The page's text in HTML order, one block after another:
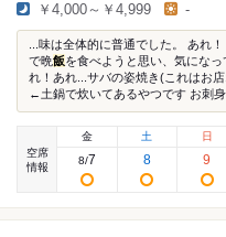
￥4,000～￥4,999 -
...味は全体的に普通でした。 あれ
で晩飯を食べようと思い、気にな
れ！あれ...サバの姿焼き(これはお
←土鍋で炊いてあるやつです お刺
空席
情報
金
8/7
土
8
日
9